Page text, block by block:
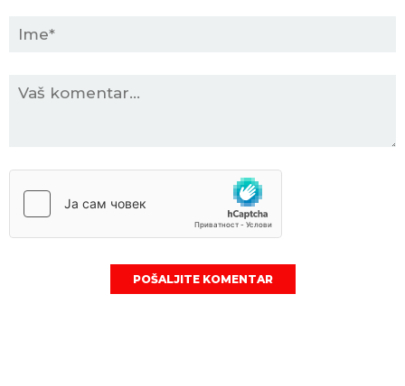
POŠALJITE KOMENTAR